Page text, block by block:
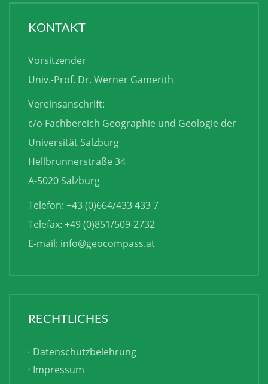
KONTAKT
Vorsitzender
Univ.-Prof. Dr. Werner Gamerith
Vereinsanschrift:
c/o Fachbereich Geographie und Geologie der
Universität Salzburg
Hellbrunnerstraße 34
A-5020 Salzburg
Telefon: +43 (0)664/433 433 7
Telefax: +49 (0)851/509-2732
E-mail: info@geocompass.at
RECHTLICHES
Datenschutzbelehrung
Impressum